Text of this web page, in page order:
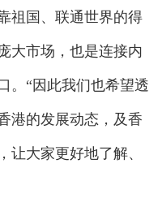
国、联通世界的得
大市场，也是连接内
。“因此我们也希望透
港的发展动态，及香
让大家更好地了解、